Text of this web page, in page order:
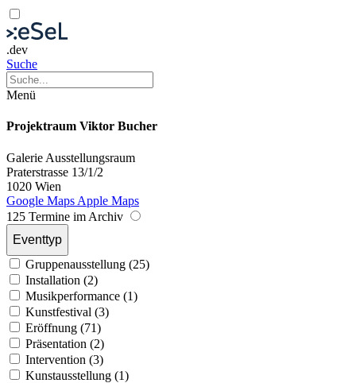
.dev
Suche
Menü
Projektraum Viktor Bucher
Galerie Ausstellungsraum
Praterstrasse 13/1/2
1020 Wien
Google Maps Apple Maps
125 Termine im Archiv
Eventtyp
Gruppenausstellung (25)
Installation (2)
Musikperformance (1)
Kunstfestival (3)
Eröffnung (71)
Präsentation (2)
Intervention (3)
Kunstausstellung (1)